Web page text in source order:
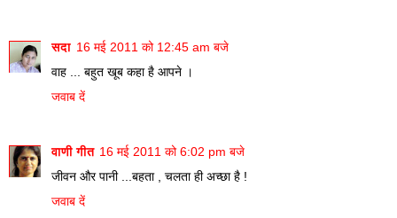
सदा 16 मई 2011 को 12:45 am बजे
वाह ... बहुत खूब कहा है आपने ।
जवाब दें
वाणी गीत 16 मई 2011 को 6:02 pm बजे
जीवन और पानी ...बहता , चलता ही अच्छा है !
जवाब दें